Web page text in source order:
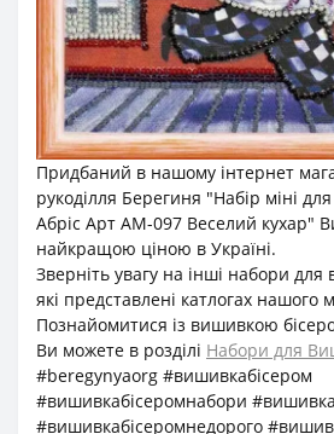
Придбаний в нашому інтернет
рукоділля Берегиня "Набір міні
Абріс Арт АМ-097 Веселий кухар"
найкращою ціною в Україні.
Зверніть увагу на інші набори
які представлені катлогах нашого
Познайомитися із вишивкою
Ви можете в розділі Набори для
#beregynyaorg #вишивкабісером
#вишивкабісеромнабори
#вишивкабісеромнедорого